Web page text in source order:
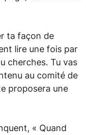
ta façon de
lire une fois par
cherches. Tu vas
au comité de
proposera une
« Quand